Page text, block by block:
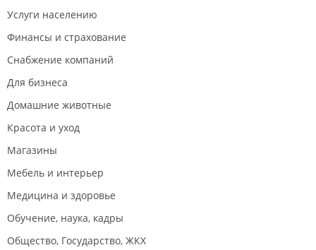
Услуги населению
Финансы и страхование
Снабжение компаний
Для бизнеса
Домашние животные
Красота и уход
Магазины
Мебель и интерьер
Медицина и здоровье
Обучение, наука, кадры
Общество, Государство, ЖКХ